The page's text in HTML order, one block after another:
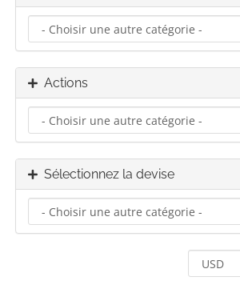
Actions
Sélectionnez la devise